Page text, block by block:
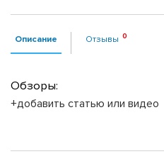
Описание Отзывы
Обзоры:
+добавить статью или видео